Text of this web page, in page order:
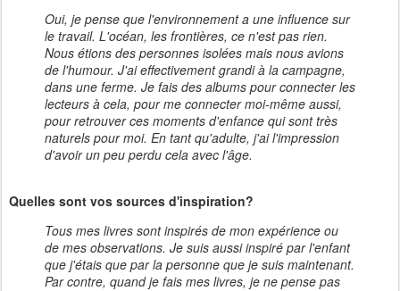
Oui, je pense que l'environnement a une influence sur
le travail. L'océan, les frontières, ce n'est pas rien.
Nous étions des personnes isolées mais nous avions
de l'humour. J'ai effectivement grandi à la campagne,
dans une ferme. Je fais des albums pour connecter les
lecteurs à cela, pour me connecter moi-même aussi,
pour retrouver ces moments d'enfance qui sont très
naturels pour moi. En tant qu'adulte, j'ai l'impression
d'avoir un peu perdu cela avec l'âge.
Quelles sont vos sources d'inspiration?
Tous mes livres sont inspirés de mon expérience ou
de mes observations. Je suis aussi inspiré par l'enfant
que j'étais que par la personne que je suis maintenant.
Par contre, quand je fais mes livres, je ne pense pas